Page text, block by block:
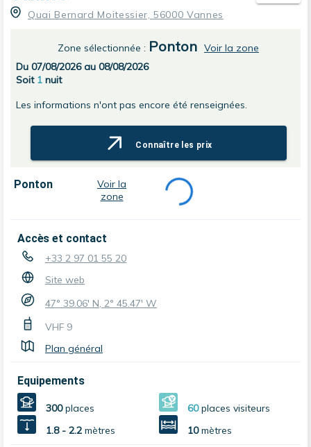
Quai Bernard Moitessier, 56000 Vannes
Zone sélectionnée : Ponton Voir la zone
Du 07/08/2026 au 08/08/2026
Soit 1 nuit
Les informations n'ont pas encore été renseignées.
Connaître les prix
Ponton
Voir la
zone
Accès et contact
+33 2 97 01 55 20
Site web
47° 39.06' N, 2° 45.47' W
VHF 9
Plan général
Equipements
300places 60places visiteurs
1.8 - 2.2 mètres 10mètres